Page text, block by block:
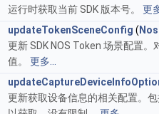
运行时获取当前 SDK 版本号。 更
updateTokenSceneConfig (
更新 SDK NOS Token 场景配置
值。 更多...
更新获取设备信息的相关配置。